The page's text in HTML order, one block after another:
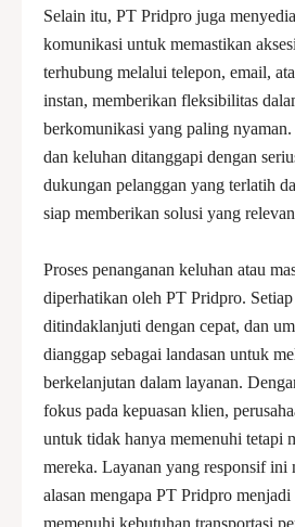
Selain itu, PT Pridpro juga
komunikasi untuk memastikan
terhubung melalui telepon, email,
instan, memberikan fleksibilitas
berkomunikasi yang paling nyaman.
dan keluhan ditanggapi dengan
dukungan pelanggan yang terlatih
siap memberikan solusi yang
Proses penanganan keluhan atau
diperhatikan oleh PT Pridpro.
ditindaklanjuti dengan cepat, dan
dianggap sebagai landasan untuk
berkelanjutan dalam layanan.
fokus pada kepuasan klien,
untuk tidak hanya memenuhi tetapi
mereka. Layanan yang responsif ini
alasan mengapa PT Pridpro
memenuhi kebutuhan transportasi